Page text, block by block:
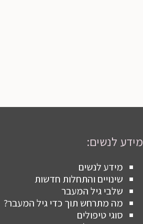
מידע לנשים:
מידע לנשים
שינויים והתחלות חדשות
שלבי גיל המעבר
מה מתרחש תוך כדי גיל המעבר?
סוגי טיפולים